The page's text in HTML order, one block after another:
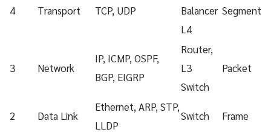
4 Transport TCP, UDP
Balancer
L4
Segment
3 Network
IP, ICMP, OSPF,
BGP, EIGRP
Router,
L3
Switch
Packet
2 Data Link
Ethernet, ARP, STP,
LLDP
Switch Frame